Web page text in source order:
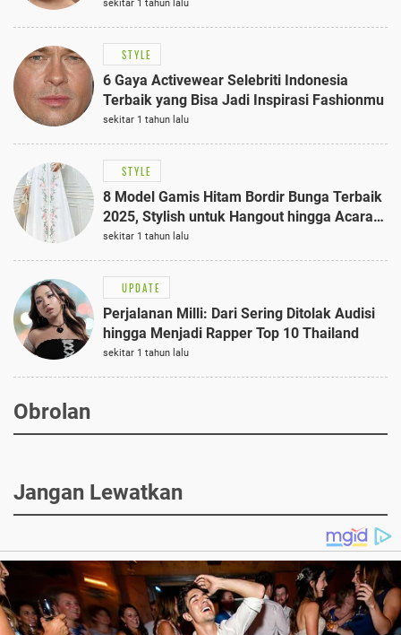
sekitar 1 tahun lalu
STYLE
6 Gaya Activewear Selebriti Indonesia
Terbaik yang Bisa Jadi Inspirasi Fashionmu
sekitar 1 tahun lalu
STYLE
8 Model Gamis Hitam Bordir Bunga Terbaik
2025, Stylish untuk Hangout hingga Acara
Semi-Formal
sekitar 1 tahun lalu
UPDATE
Perjalanan Milli: Dari Sering Ditolak Audisi
hingga Menjadi Rapper Top 10 Thailand
sekitar 1 tahun lalu
Obrolan
Jangan Lewatkan